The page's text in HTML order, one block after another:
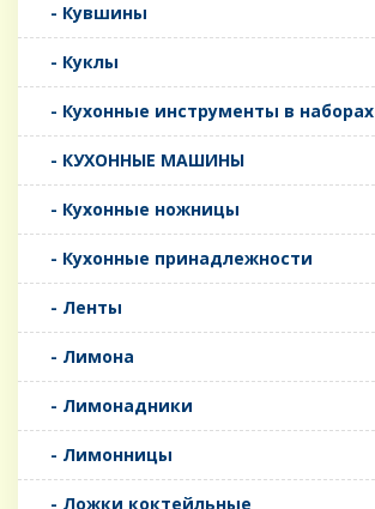
- Кувшины
- Куклы
- Кухонные инструменты в наборах
- КУХОННЫЕ МАШИНЫ
- Кухонные ножницы
- Кухонные принадлежности
- Ленты
- Лимона
- Лимонадники
- Лимонницы
- Ложки коктейльные